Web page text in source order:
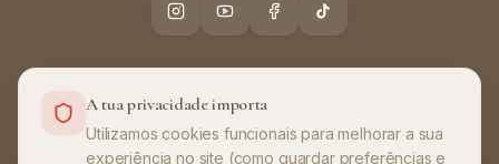
Ajuda (FAQ)•Política de Privacidade • Termos de Utilização
A tua privacidade importa
Utilizamos cookies funcionais para melhorar a sua
experiência no site (como guardar preferências e